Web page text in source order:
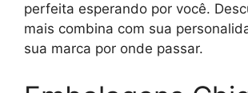
perfeita esperando por você.
mais combina com sua
sua marca por onde passar.